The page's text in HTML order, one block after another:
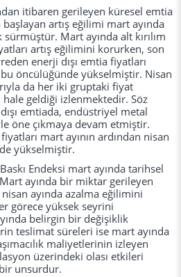
itibaren gerileyen küresel emtia
artış eğilimi mart ayında
Mart ayında alt kırılım
artış eğilimini korurken, son
enerji dışı emtia fiyatları
öncülüğünde yükselmiştir. Nisan
da her iki gruptaki fiyat
hale geldiği izlenmektedir. Söz
emtiada, endüstriyel metal
öne çıkmaya devam etmiştir.
mart ayının ardından nisan
yükselmiştir.
Endeksi mart ayında tarihsel
ayında bir miktar gerileyen
ayında azalma eğilimini
görece yüksek seyrini
belirgin bir değişiklik
teslimat süreleri ise mart ayında
maliyetlerinin izleyen
üzerindeki olası etkileri
unsurdur.